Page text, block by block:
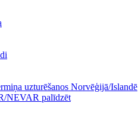
uzturēšanos Norvēģijā/Islandē
NEVAR palīdzēt